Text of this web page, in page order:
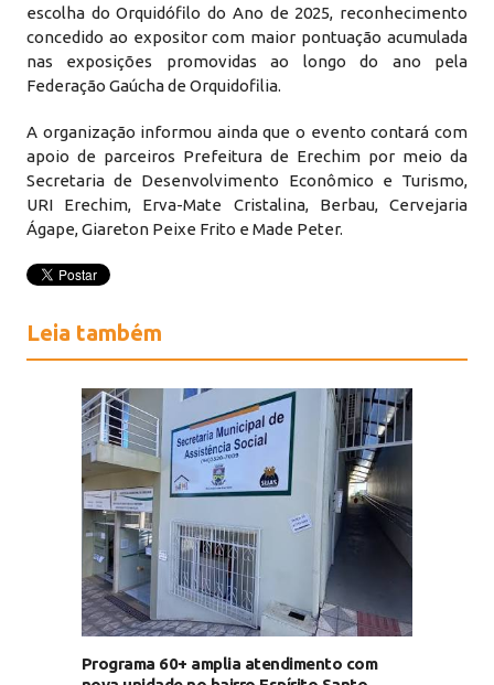
escolha do Orquidófilo do Ano de 2025, reconhecimento
concedido ao expositor com maior pontuação acumulada
nas exposições promovidas ao longo do ano pela
Federação Gaúcha de Orquidofilia.
A organização informou ainda que o evento contará com
apoio de parceiros Prefeitura de Erechim por meio da
Secretaria de Desenvolvimento Econômico e Turismo,
URI Erechim, Erva-Mate Cristalina, Berbau, Cervejaria
Ágape, Giareton Peixe Frito e Made Peter.
Leia também
Programa 60+ amplia atendimento com